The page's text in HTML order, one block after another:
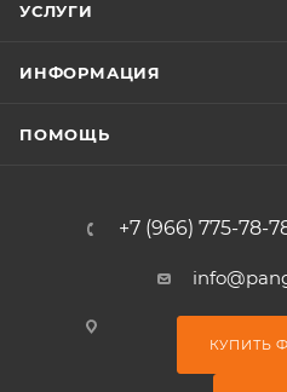
УСЛУГИ
ИНФОРМАЦИЯ
ПОМОЩЬ
+7 (966) 775-78-
КУПИТЬ